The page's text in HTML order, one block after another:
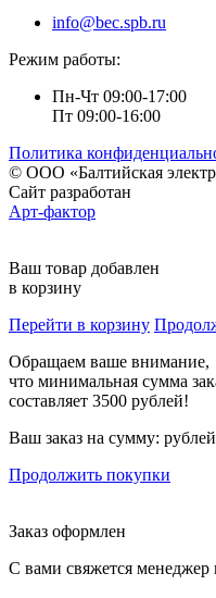
info@bec.spb.ru
Режим работы:
Пн-Чт 09:00-17:00
Пт 09:00-16:00
Политика
© ООО «Балтийская
Сайт разработан
Арт-фактор
Ваш товар добавлен
в корзину
Перейти в корзину
Обращаем ваше внимание,
что минимальная сумма
составляет 3500 рублей!
Ваш заказ на сумму:
Продолжить покупки
Заказ оформлен
С вами свяжется